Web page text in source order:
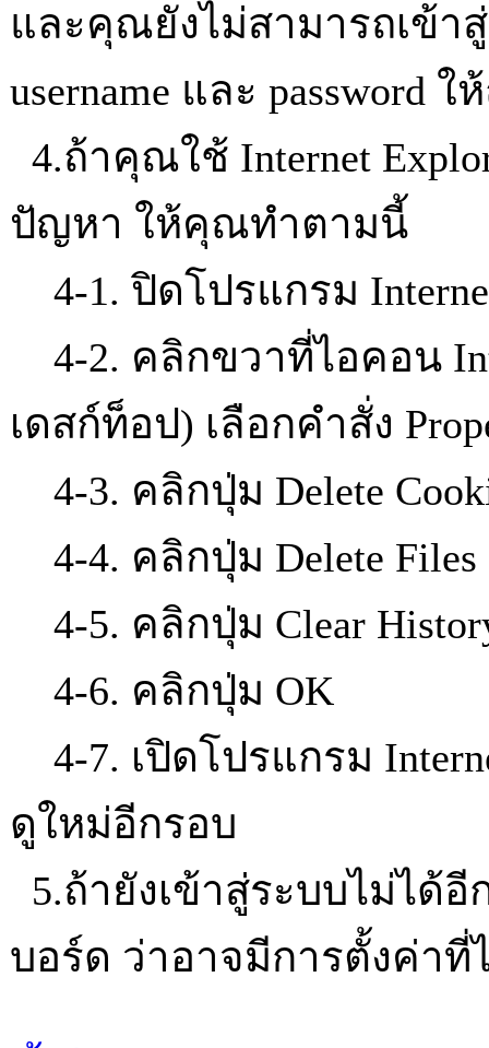
และคุณยังไม่สามารถเข้า
username และ password ใ
4.ถ้าคุณใช้ Internet
ปัญหา ให้คุณทำตามนี้
4-1. ปิดโปรแกรม
4-2. คลิกขวาที่ไอคอน
เดสก์ท็อป) เลือกคำสั่ง
4-3. คลิกปุ่ม Delete
4-4. คลิกปุ่ม Delete Files
4-5. คลิกปุ่ม Clear
4-6. คลิกปุ่ม OK
4-7. เปิดโปรแกรม
ดูใหม่อีกรอบ
5.ถ้ายังเข้าสู่ระบบไม่ได้
บอร์ด ว่าอาจมีการตั้งค่าที่